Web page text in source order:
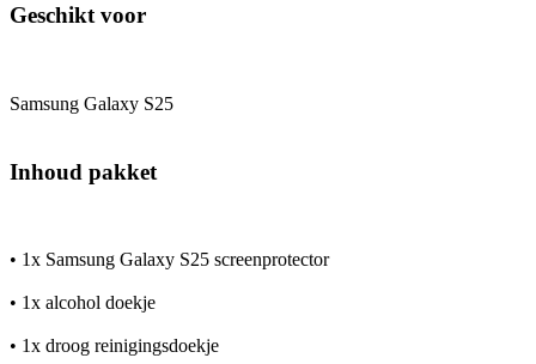
Geschikt voor
Samsung Galaxy S25
Inhoud pakket
• 1x Samsung Galaxy S25 screenprotector
• 1x alcohol doekje
• 1x droog reinigingsdoekje